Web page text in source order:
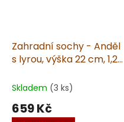
Zahradní sochy - Anděl
s lyrou, výška 22 cm, 1,2
Skladem (3 ks)
659 Kč